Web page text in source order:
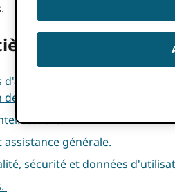
de licence de ORCID et les
assistance générale.
sécurité et données